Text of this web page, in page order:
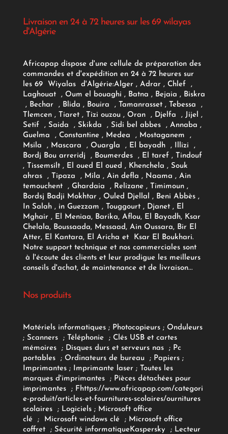
Livraison en 24 à 72 heures sur les 69 wilayas
d'Algérie
Africapap dispose d'une cellule de préparation des
commandes et d'expédition en 24 à 72 heures sur
les 69 Wiyalas d'Algérie:Alger , Adrar, Chlef ,
Laghouat , Oum el bouaghi , Batna , Bejaia , Biskra
, Bechar , Blida , Bouira , Tamanrasset , Tebessa ,
Tlemcen , Tiaret , Tizi ouzou , Oran , Djelfa , Jijel ,
Setif , Saida , Skikda , Sidi bel abbes , Annaba ,
Guelma , Constantine , Medea , Mostaganem ,
Msila , Mascara , Ouargla , El bayadh , Illizi ,
Bordj Bou arreridj , Boumerdes , El taref , Tindouf
, Tissemsilt , El oued El oued , Khenchela , Souk
ahras , Tipaza , Mila , Ain defla , Naama , Ain
temouchent , Ghardaia , Relizane , Timimoun ,
Bordsj Badji Mokhtar , Ouled Djellal , Beni Abbès ,
In Salah , in Guezzam , Touggourt , Djanet , El
Mghair , El Meniaa, Barika, Aflou, El Bayadh, Ksar
Chelala, Boussaada, Messaad, Ain Oussara, Bir El
Atter, El Kantara, El Aricha et Ksar El Boukhari.
Notre support technique et nos commerciales sont
à l'écoute des clients et leur prodigue les meilleurs
conseils d'achat, de maintenance et de livraison...
Nos produits
Matériels informatiques; Photocopieurs; Onduleurs
; Scanners ; Téléphonie ; Clés USB et cartes
mémoires
; Disques durs et serveurs nas ; Pc
portables
; Ordinateurs de bureau ; Papiers;
Imprimantes;Imprimante laser; Toutes les
marques d'imprimantes
; Pièces détachées pour
imprimantes
; F https://www.africapap.com/categori
e-produit/articles-et-fournitures-scolaires/ournitures
scolaires; Logiciels ; Microsoft office
clé
; Microsoft windows clé; Microsoft office
coffret ; Sécurité informatiqueKaspersky ; Lecteur